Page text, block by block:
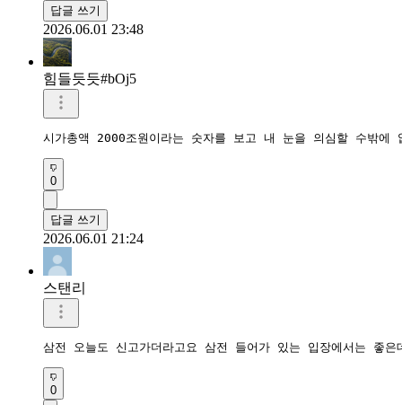
답글 쓰기
2026.06.01 23:48
힘들듯듯#bOj5
시가총액 2000조원이라는 숫자를 보고 내 눈을 의심할 수밖에
0
답글 쓰기
2026.06.01 21:24
스탠리
삼전 오늘도 신고가더라고요 삼전 들어가 있는 입장에서는 좋
0